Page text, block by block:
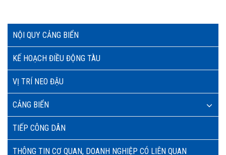
NỘI QUY CẢNG BIỂN
KẾ HOẠCH ĐIỀU ĐỘNG TÀU
VỊ TRÍ NEO ĐẬU
CẢNG BIỂN
TIẾP CÔNG DÂN
THÔNG TIN CƠ QUAN, DOANH NGHIỆP CÓ LIÊN QUAN